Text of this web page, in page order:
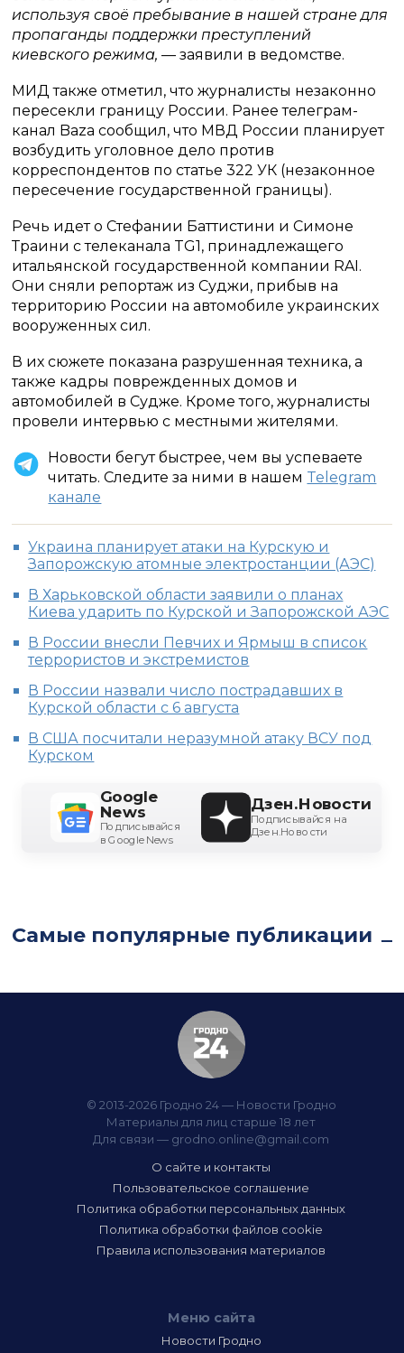
используя своё пребывание в нашей стране для
пропаганды поддержки преступлений
киевского режима, — заявили в ведомстве.
МИД также отметил, что журналисты незаконно
пересекли границу России. Ранее телеграм-
канал Baza сообщил, что МВД России планирует
возбудить уголовное дело против
корреспондентов по статье 322 УК (незаконное
пересечение государственной границы).
Речь идет о Стефании Баттистини и Симоне
Траини с телеканала TG1, принадлежащего
итальянской государственной компании RAI.
Они сняли репортаж из Суджи, прибыв на
территорию России на автомобиле украинских
вооруженных сил.
В их сюжете показана разрушенная техника, а
также кадры поврежденных домов и
автомобилей в Судже. Кроме того, журналисты
провели интервью с местными жителями.
Новости бегут быстрее, чем вы успеваете
читать. Следите за ними в нашем Telegram
канале
Украина планирует атаки на Курскую и
Запорожскую атомные электростанции (АЭС)
В Харьковской области заявили о планах
Киева ударить по Курской и Запорожской АЭС
В России внесли Певчих и Ярмыш в список
террористов и экстремистов
В России назвали число пострадавших в
Курской области с 6 августа
В США посчитали неразумной атаку ВСУ под
Курском
Google
News
Подписывайся
в Google News
Дзен.Новости
Подписывайся на
Дзен.Новости
Самые популярные публикации
© 2013-2026 Гродно 24 — Новости Гродно
Материалы для лиц старше 18 лет
Для связи — grodno.online@gmail.com
О сайте и контакты
Пользовательское соглашение
Политика обработки персональных данных
Политика обработки файлов cookie
Правила использования материалов
Меню сайта
Новости Гродно